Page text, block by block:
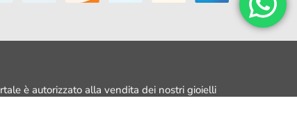
è autorizzato alla vendita dei nostri gioielli